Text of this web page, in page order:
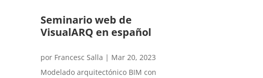
Seminario web de
VisualARQ en español
por Francesc Salla | Mar 20, 2023
Modelado arquitectónico BIM con